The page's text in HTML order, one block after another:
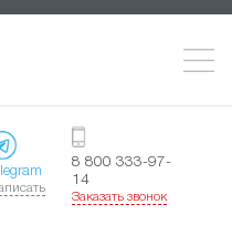
8 800 333-97-
14
Заказать звонок